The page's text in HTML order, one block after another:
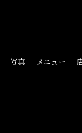
写真 メニュー